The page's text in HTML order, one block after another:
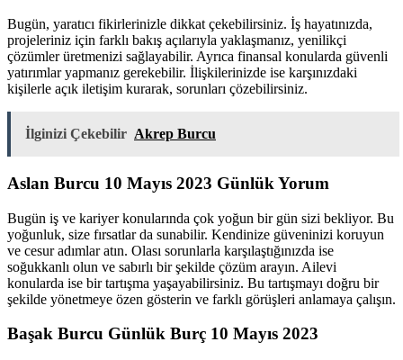
Bugün, yaratıcı fikirlerinizle dikkat çekebilirsiniz. İş hayatınızda,
projeleriniz için farklı bakış açılarıyla yaklaşmanız, yenilikçi
çözümler üretmenizi sağlayabilir. Ayrıca finansal konularda güvenli
yatırımlar yapmanız gerekebilir. İlişkilerinizde ise karşınızdaki
kişilerle açık iletişim kurarak, sorunları çözebilirsiniz.
İlginizi Çekebilir Akrep Burcu
Aslan Burcu 10 Mayıs 2023 Günlük Yorum
Bugün iş ve kariyer konularında çok yoğun bir gün sizi bekliyor. Bu
yoğunluk, size fırsatlar da sunabilir. Kendinize güveninizi koruyun
ve cesur adımlar atın. Olası sorunlarla karşılaştığınızda ise
soğukkanlı olun ve sabırlı bir şekilde çözüm arayın. Ailevi
konularda ise bir tartışma yaşayabilirsiniz. Bu tartışmayı doğru bir
şekilde yönetmeye özen gösterin ve farklı görüşleri anlamaya çalışın.
Başak Burcu Günlük Burç 10 Mayıs 2023